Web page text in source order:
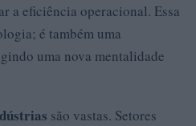
a eficiência operacional. Essa
é também uma
uma nova mentalidade
são vastas. Setores